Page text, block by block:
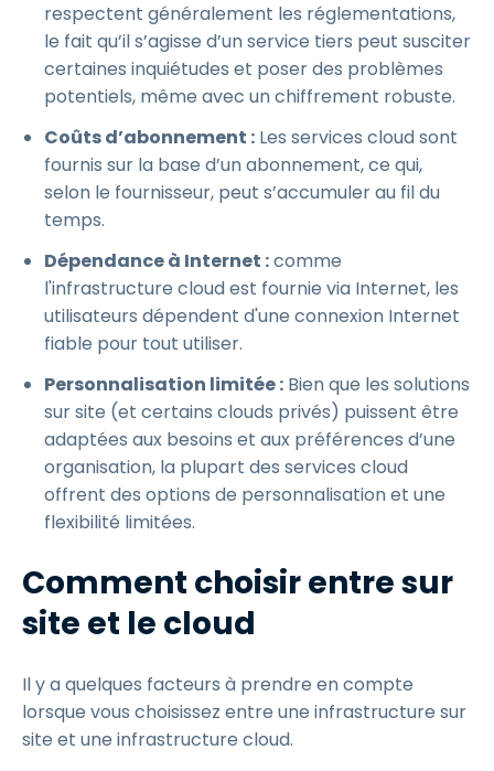
respectent généralement les réglementations,
le fait qu’il s’agisse d’un service tiers peut susciter
certaines inquiétudes et poser des problèmes
potentiels, même avec un chiffrement robuste.
Coûts d’abonnement : Les services cloud sont
fournis sur la base d’un abonnement, ce qui,
selon le fournisseur, peut s’accumuler au fil du
temps.
Dépendance à Internet :comme
l'infrastructure cloud est fournie via Internet, les
utilisateurs dépendent d'une connexion Internet
fiable pour tout utiliser.
Personnalisation limitée : Bien que les solutions
sur site (et certains clouds privés) puissent être
adaptées aux besoins et aux préférences d’une
organisation, la plupart des services cloud
offrent des options de personnalisation et une
flexibilité limitées.
Comment choisir entre sur
site et le cloud
Il y a quelques facteurs à prendre en compte
lorsque vous choisissez entre une infrastructure sur
site et une infrastructure cloud.